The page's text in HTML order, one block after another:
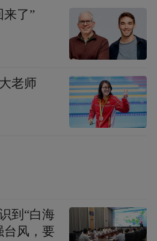
来了”
老师
到“白海
台风，要